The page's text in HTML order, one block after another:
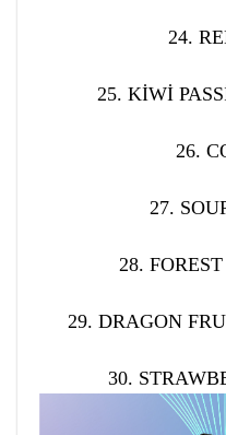
24.
25. KİWİ
26.
27.
28.
29. DRAGON
30.